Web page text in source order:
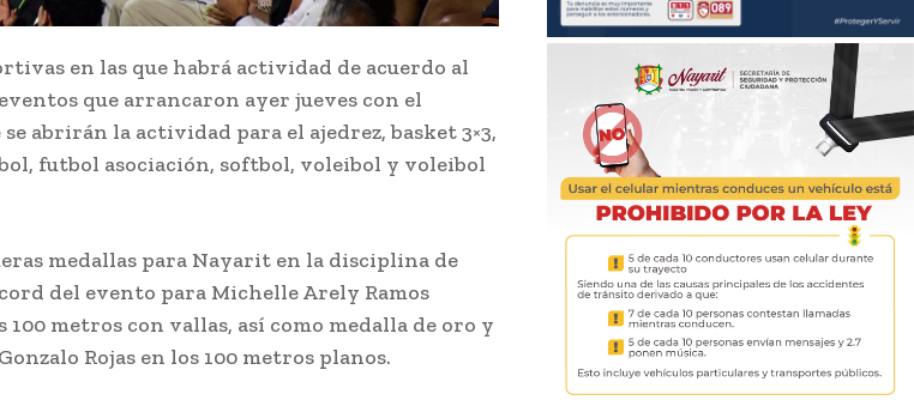
en las que habrá actividad de acuerdo al
que arrancaron ayer jueves con el
abrirán la actividad para el ajedrez, basket 3×3,
futbol asociación, softbol, voleibol y voleibol
medallas para Nayarit en la disciplina de
del evento para Michelle Arely Ramos
metros con vallas, así como medalla de oro y
Rojas en los 100 metros planos.